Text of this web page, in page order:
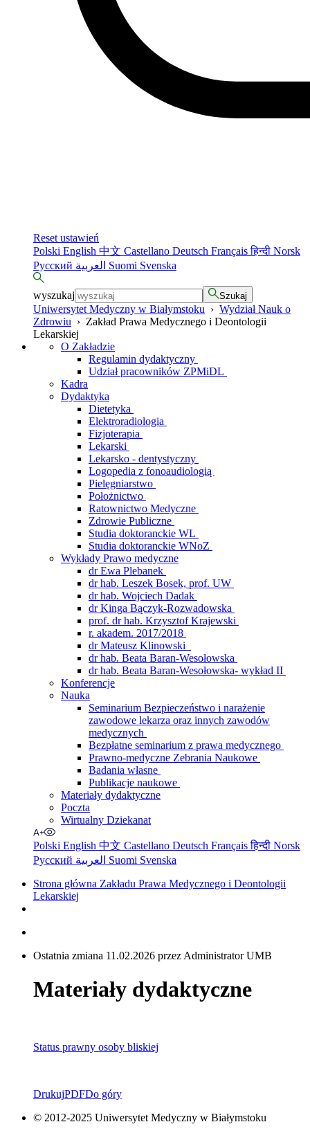
Reset ustawień
Polski English 中文 Castellano Deutsch Françaisहिन्दी Norsk
Русский
Suomi Svenska
wyszukaj Szukaj
Uniwersytet Medyczny w Białymstoku › Wydział Nauk o
Zdrowiu › Zakład Prawa Medycznego i Deontologii
Lekarskiej
O Zakładzie
Regulamin dydaktyczny
Udział pracowników ZPMiDL
Kadra
Dydaktyka
Dietetyka
Elektroradiologia
Fizjoterapia
Lekarski
Lekarsko - dentystyczny
Logopedia z fonoaudiologią
Pielęgniarstwo
Położnictwo
Ratownictwo Medyczne
Zdrowie Publiczne
Studia doktoranckie WL
Studia doktoranckie WNoZ
Wykłady Prawo medyczne
dr Ewa Plebanek
dr hab. Leszek Bosek, prof. UW
dr hab. Wojciech Dadak
dr Kinga Bączyk-Rozwadowska
prof. dr hab. Krzysztof Krajewski
r. akadem. 2017/2018
dr Mateusz Klinowski
dr hab. Beata Baran-Wesołowska
dr hab. Beata Baran-Wesołowska- wykład II
Konferencje
Nauka
Seminarium Bezpieczeństwo i narażenie
zawodowe lekarza oraz innych zawodów
medycznych
Bezpłatne seminarium z prawa medycznego
Prawno-medyczne Zebrania Naukowe
Badania własne
Publikacje naukowe
Materiały dydaktyczne
Poczta
Wirtualny Dziekanat
Polski English 中文 Castellano Deutsch Françaisहिन्दी Norsk
Русский
Suomi Svenska
Strona główna Zakładu Prawa Medycznego i Deontologii
Lekarskiej
Ostatnia zmiana 11.02.2026 przez Administrator UMB
Materiały dydaktyczne
Status prawny osoby bliskiej
DrukujPDFDo góry
© 2012-2025 Uniwersytet Medyczny w Białymstoku